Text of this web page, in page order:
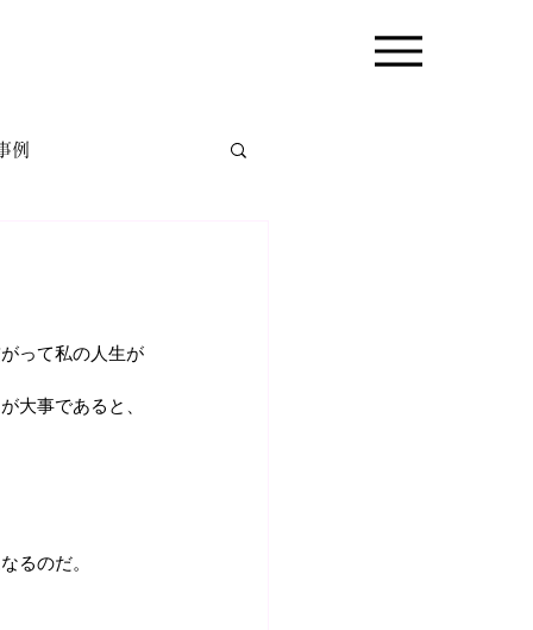
例
って私の人生が
大事であると、
るのだ。